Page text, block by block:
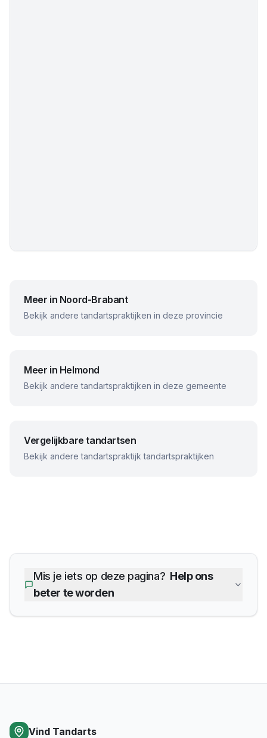
Meer in Noord-Brabant
Bekijk andere tandartspraktijken in deze provincie
Meer in Helmond
Bekijk andere tandartspraktijken in deze gemeente
Vergelijkbare tandartsen
Bekijk anderetandartspraktijk tandartspraktijken
Mis je iets op deze pagina? Help ons
beter te worden
Vind Tandarts